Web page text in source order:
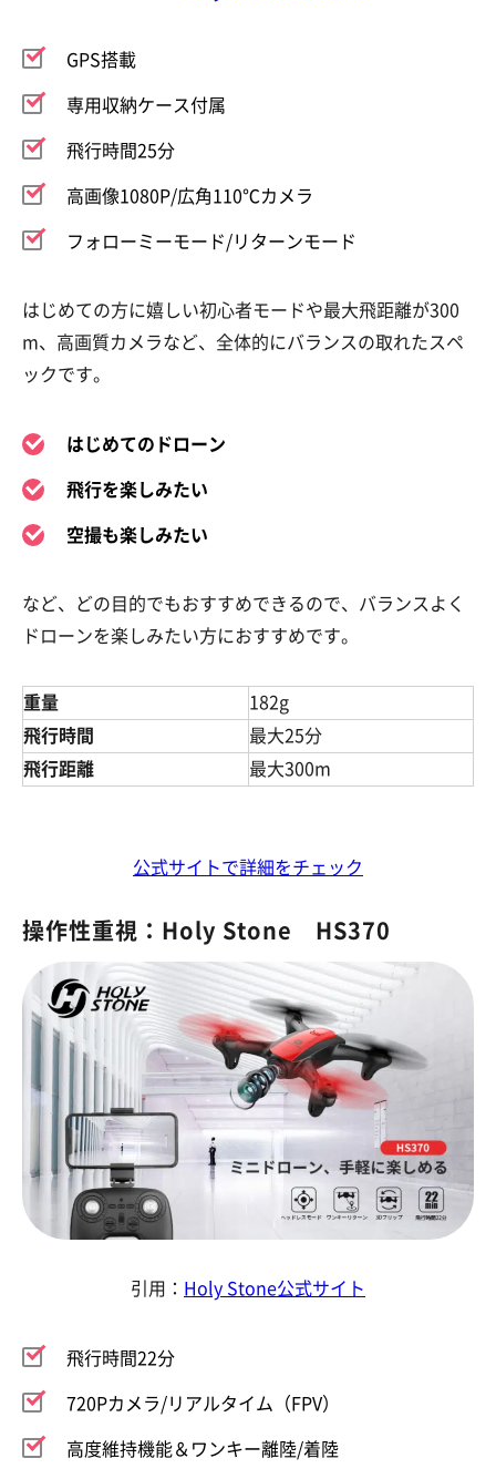
GPS搭載
専用収納ケース付属
飛行時間25分
高画像1080P/広角110℃カメラ
フォローミーモード/リターンモード
はじめての方に嬉しい初心者モードや最大飛距離が300
m、高画質カメラなど、全体的にバランスの取れたスペ
ックです。
はじめてのドローン
飛行を楽しみたい
空撮も楽しみたい
など、どの目的でもおすすめできるので、バランスよく
ドローンを楽しみたい方におすすめです。
重量
182g
飛行時間
最大25分
飛行距離
最大300m
公式サイトで詳細をチェック
操作性重視：Holy Stone HS370
引用： Holy Stone公式サイト
飛行時間22分
720Pカメラ/リアルタイム（FPV）
高度維持機能＆ワンキー離陸/着陸